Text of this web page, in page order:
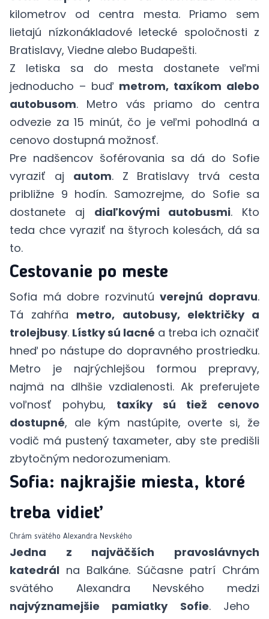
kilometrov od centra mesta. Priamo sem
lietajú nízkonákladové letecké spoločnosti z
Bratislavy, Viedne alebo Budapešti.
Z letiska sa do mesta dostanete veľmi
jednoducho – buď metrom, taxíkom alebo
autobusom. Metro vás priamo do centra
odvezie za 15 minút, čo je veľmi pohodlná a
cenovo dostupná možnosť.
Pre nadšencov šoférovania sa dá do Sofie
vyraziť aj autom. Z Bratislavy trvá cesta
približne 9 hodín. Samozrejme, do Sofie sa
dostanete aj diaľkovými autobusmi. Kto
teda chce vyraziť na štyroch kolesách, dá sa
to.
Cestovanie po meste
Sofia má dobre rozvinutúverejnú dopravu.
Tá zahŕňa metro, autobusy, električky a
trolejbusy. Lístky sú lacné a treba ich označiť
hneď po nástupe do dopravného prostriedku.
Metro je najrýchlejšou formou prepravy,
najmä na dlhšie vzdialenosti. Ak preferujete
voľnosť pohybu, taxíky sú tiež cenovo
dostupné, ale kým nastúpite, overte si, že
vodič má pustený taxameter, aby ste predišli
zbytočným nedorozumeniam.
Sofia: najkrajšie miesta, ktoré
treba vidieť
Chrám svätého Alexandra Nevského
Jedna z najväčších pravoslávnych
katedrál na Balkáne. Súčasne patrí Chrám
svätého Alexandra Nevského medzi
najvýznamejšie pamiatky Sofie. Jeho